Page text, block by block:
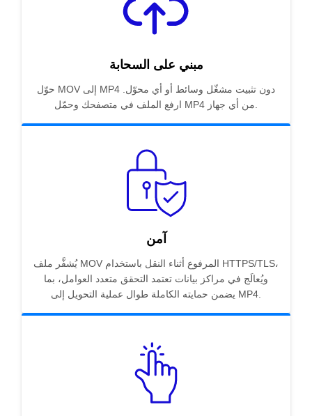
مبني على السحابة
حوّل MOV إلى MP4 دون تثبيت مشغّل وسائط أو أي محوّل.
ارفع الملف في متصفحك وحمّل MP4 من أي جهاز.
آمن
يُشفَّر ملف MOV المرفوع أثناء النقل باستخدام HTTPS/TLS،
ويُعالَج في مراكز بيانات تعتمد التحقق متعدد العوامل، بما
يضمن حمايته الكاملة طوال عملية التحويل إلى MP4.